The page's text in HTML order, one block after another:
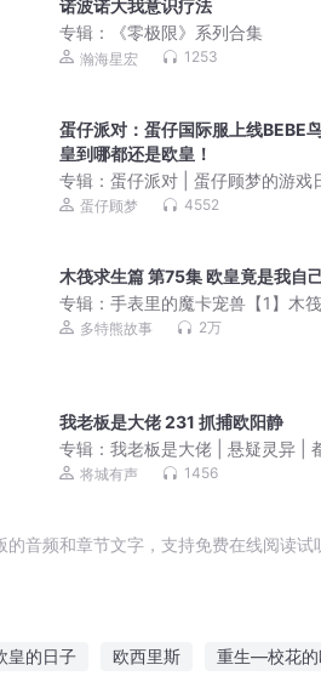
诺波诺大我意识疗法
专辑：
《零极限》系列合集
瀚海星宏 1253
蛋仔派对：蛋仔国际服上线BEBE
皇到哪都还是欧皇！
专辑：蛋仔派对 | 蛋仔顾梦的游戏
蛋仔顾梦 4552
木筏求生篇 第75集 欧皇竟是我自
专辑：手表里的魔卡宠兽【1】木
篇丨多特熊故事 | 深海世界 | 少年
多特熊故事 2万
我老板是大佬 231 抓捕欧阳静
专辑：我老板是大佬 | 悬疑灵异 |
笑 | 奇门秘术 | 多人有声剧
将城有声 1456
音频和章节文字，支持免费在线阅读试
皇的日子 欧西里斯 重生—校花的